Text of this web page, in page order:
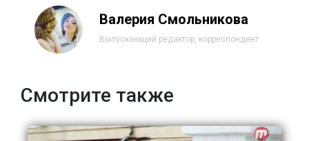
Валерия Смольникова
Выпускающий редактор, корреспондент
Смотрите также